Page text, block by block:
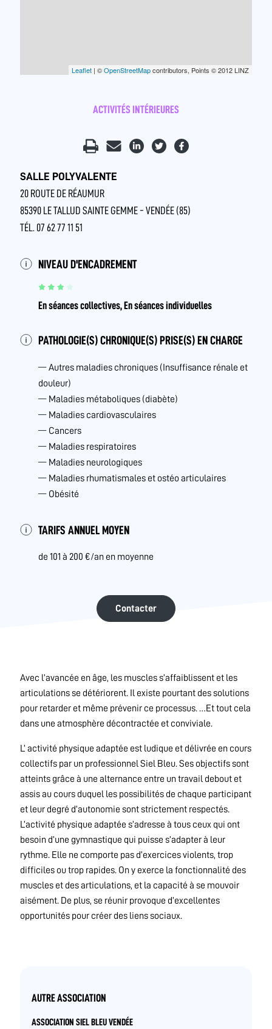
Leaflet | ©OpenStreetMapcontributors, Points © 2012 LINZ
ACTIVITÉS INTÉRIEURES
SALLE POLYVALENTE
20 ROUTE DE RÉAUMUR
85390 LE TALLUD SAINTE GEMME - VENDÉE (85)
TÉL. 07 62 77 11 51
NIVEAU D'ENCADREMENT
En séances collectives, En séances individuelles
PATHOLOGIE(S) CHRONIQUE(S) PRISE(S) EN CHARGE
Autres maladies chroniques (Insuffisance rénale et
douleur)
Maladies métaboliques (diabète)
Maladies cardiovasculaires
Cancers
Maladies respiratoires
Maladies neurologiques
Maladies rhumatismales et ostéo articulaires
Obésité
TARIFS ANNUEL MOYEN
de 101 à 200 €/an en moyenne
Contacter
Avec l’avancée en âge, les muscles s’affaiblissent et les
articulations se détériorent. Il existe pourtant des solutions
pour retarder et même prévenir ce processus. …Et tout cela
dans une atmosphère décontractée et conviviale.
L’ activité physique adaptée est ludique et délivrée en cours
collectifs par un professionnel Siel Bleu. Ses objectifs sont
atteints grâce à une alternance entre un travail debout et
assis au cours duquel les possibilités de chaque participant
et leur degré d’autonomie sont strictement respectés.
L’activité physique adaptée s’adresse à tous ceux qui ont
besoin d’une gymnastique qui puisse s’adapter à leur
rythme. Elle ne comporte pas d’exercices violents, trop
difficiles ou trop rapides. On y exerce la fonctionnalité des
muscles et des articulations, et la capacité à se mouvoir
aisément. De plus, se réunir provoque d’excellentes
opportunités pour créer des liens sociaux.
AUTRE ASSOCIATION
ASSOCIATION SIEL BLEU VENDÉE